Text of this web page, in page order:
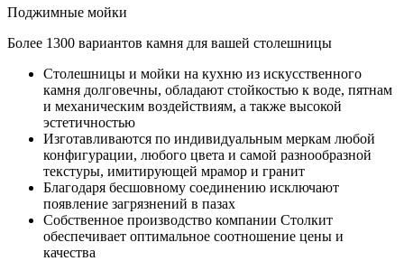
Поджимные мойки
Более 1300 вариантов камня для вашей столешницы
Столешницы и мойки на кухню из искусственного
камня долговечны, обладают стойкостью к воде, пятнам
и механическим воздействиям, а также высокой
эстетичностью
Изготавливаются по индивидуальным меркам любой
конфигурации, любого цвета и самой разнообразной
текстуры, имитирующей мрамор и гранит
Благодаря бесшовному соединению исключают
появление загрязнений в пазах
Собственное производство компании Столкит
обеспечивает оптимальное соотношение цены и
качества